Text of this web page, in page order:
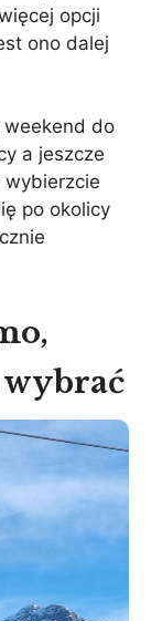
opcji
ono dalej
weekend do
a jeszcze
po okolicy
wybrać